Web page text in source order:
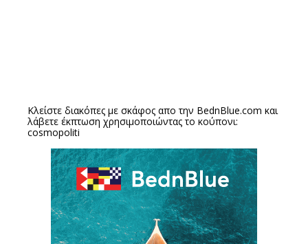
Κλείστε διακόπες με σκάφος απο την BednBlue.com και
λάβετε έκπτωση χρησιμοποιώντας το κούπονι:
cosmopoliti